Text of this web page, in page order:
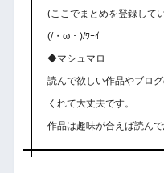
(ここでまとめを登録して
(/・ω・)/ﾜｰｲ
◆マシュマロ
読んで欲しい作品やブロ
くれて大丈夫です。
作品は趣味が合えば読んで